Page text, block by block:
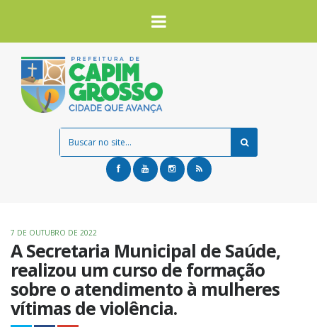
7 DE OUTUBRO DE 2022
A Secretaria Municipal de Saúde,
realizou um curso de formação
sobre o atendimento à mulheres
vítimas de violência.